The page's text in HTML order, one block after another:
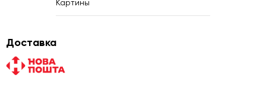
Картины
Доставка